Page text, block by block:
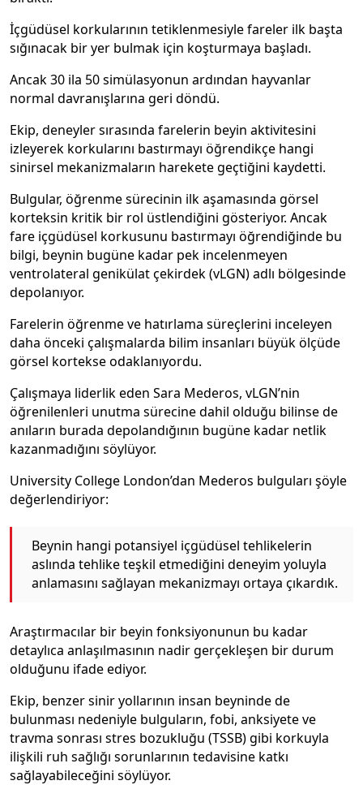
İçgüdüsel korkularının tetiklenmesiyle fareler ilk başta
sığınacak bir yer bulmak için koşturmaya başladı.
Ancak 30 ila 50 simülasyonun ardından hayvanlar
normal davranışlarına geri döndü.
Ekip, deneyler sırasında farelerin beyin aktivitesini
izleyerek korkularını bastırmayı öğrendikçe hangi
sinirsel mekanizmaların harekete geçtiğini kaydetti.
Bulgular, öğrenme sürecinin ilk aşamasında görsel
korteksin kritik bir rol üstlendiğini gösteriyor. Ancak
fare içgüdüsel korkusunu bastırmayı öğrendiğinde bu
bilgi, beynin bugüne kadar pek incelenmeyen
ventrolateral genikülat çekirdek (vLGN) adlı bölgesinde
depolanıyor.
Farelerin öğrenme ve hatırlama süreçlerini inceleyen
daha önceki çalışmalarda bilim insanları büyük ölçüde
görsel kortekse odaklanıyordu.
Çalışmaya liderlik eden Sara Mederos, vLGN’nin
öğrenilenleri unutma sürecine dahil olduğu bilinse de
anıların burada depolandığının bugüne kadar netlik
kazanmadığını söylüyor.
University College London’dan Mederos bulguları şöyle
değerlendiriyor:
Beynin hangi potansiyel içgüdüsel tehlikelerin
aslında tehlike teşkil etmediğini deneyim yoluyla
anlamasını sağlayan mekanizmayı ortaya çıkardık.
Araştırmacılar bir beyin fonksiyonunun bu kadar
detaylıca anlaşılmasının nadir gerçekleşen bir durum
olduğunu ifade ediyor.
Ekip, benzer sinir yollarının insan beyninde de
bulunması nedeniyle bulguların, fobi, anksiyete ve
travma sonrası stres bozukluğu (TSSB) gibi korkuyla
ilişkili ruh sağlığı sorunlarının tedavisine katkı
sağlayabileceğini söylüyor.